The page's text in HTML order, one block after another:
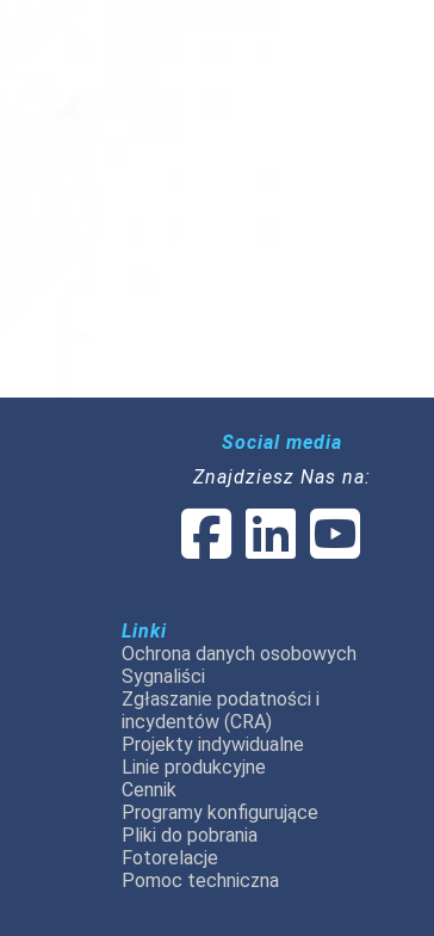
Social media
Znajdziesz Nas na:
Linki
Ochrona danych osobowych
Sygnaliści
Zgłaszanie podatności i
incydentów (CRA)
Projekty indywidualne
Linie produkcyjne
Cennik
Programy konfigurujące
Pliki do pobrania
Fotorelacje
Pomoc techniczna